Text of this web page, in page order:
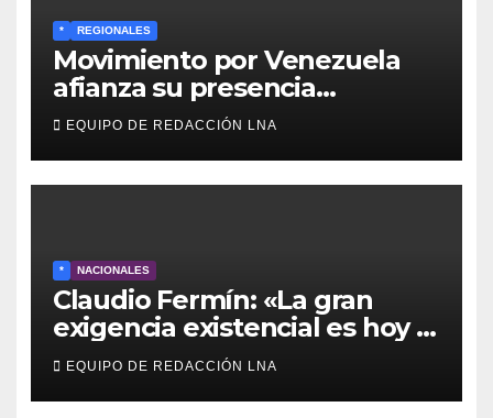
* REGIONALES
Movimiento por Venezuela
afianza su presencia
comunitaria en La Ponderosa
y otras comunidades de
Anzoátegui
EQUIPO DE REDACCIÓN LNA
* NACIONALES
Claudio Fermín: «La gran
exigencia existencial es hoy la
defensa de la soberanía»
EQUIPO DE REDACCIÓN LNA